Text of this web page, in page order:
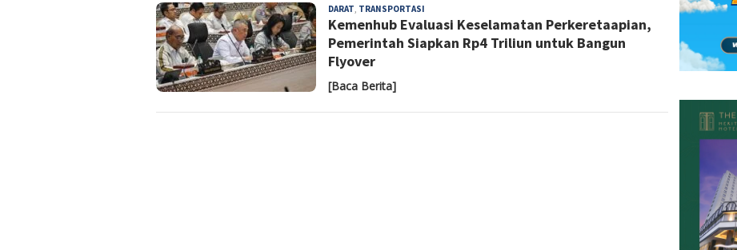
DARAT, TRANSPORTASI
Sulastri
Kemenhub Evaluasi Keselamatan Perkeretaapian,
Pemerintah Siapkan Rp4 Triliun untuk Bangun
Flyover
[Baca Berita]